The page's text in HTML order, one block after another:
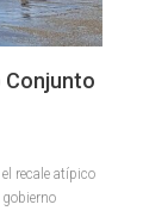
Conjunto
recale atípico